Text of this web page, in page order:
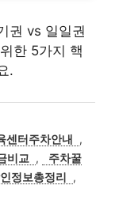
권 vs 일일권
한 5가지 핵
.
센터주차안내
,
비교 ,
주차꿀
정보총정리
,